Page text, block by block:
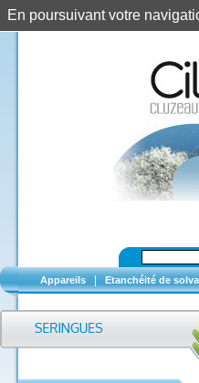
Appareils Etanchéité de
En poursuivant votre